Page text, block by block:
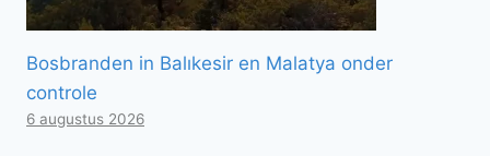
Bosbranden in Balıkesir en Malatya onder
controle
6 augustus 2026